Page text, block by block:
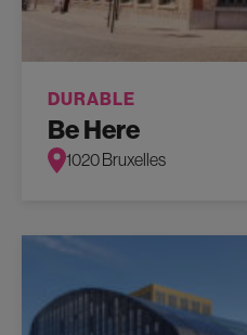
DURABLE
Be Here
1020 Bruxelles